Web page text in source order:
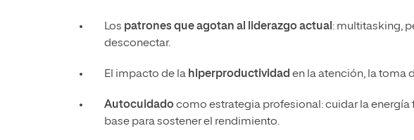
Los patrones que agotan al liderazgo actual : multitasking,
desconectar.
El impacto de la hiperproductividad en la atención, la toma
Autocuidadocomo estrategia profesional: cuidar la energía
base para sostener el rendimiento.